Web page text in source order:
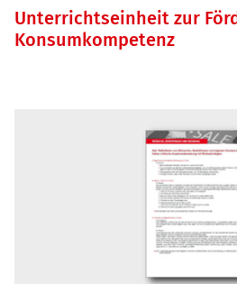
Unterrichtseinheit zur
Konsumkompetenz